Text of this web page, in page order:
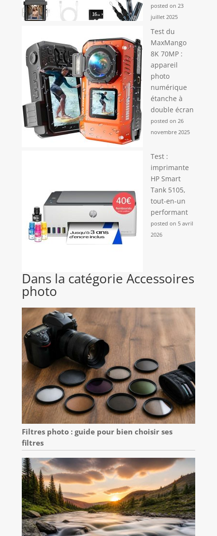
posted on 23
juillet 2025
Test du
MaxMango
8K 70MP :
appareil
photo
numérique
étanche à
double écran
posted on 26
novembre 2025
Test :
imprimante
HP Smart
Tank 5105,
tout-en-un
performant
posted on 5 avril
2026
Dans la catégorie Accessoires
photo
Filtres photo : guide pour bien choisir ses
filtres